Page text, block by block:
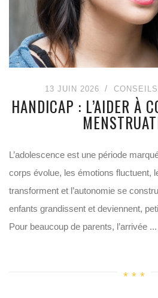
13 JUIN 2026 CONSEILS
HANDICAP : L’AIDER À
L’adolescence est une période
corps évolue, les émotions fluctuent,
transforment et l’autonomie se
enfants grandissent et deviennent,
Pour beaucoup de parents, l’arrivée ...